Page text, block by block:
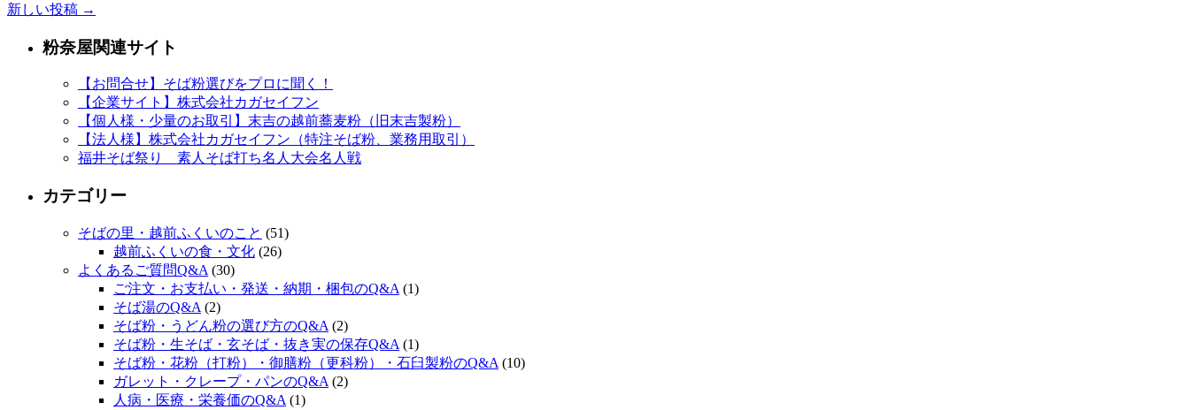
新しい投稿 →
粉奈屋関連サイト
【お問合せ】そば粉選びをプロに聞く！
【企業サイト】株式会社カガセイフン
【個人様・少量のお取引】末吉の越前蕎麦粉（旧末吉製粉）
【法人様】株式会社カガセイフン（特注そば粉、業務用取引）
福井そば祭り 素人そば打ち名人大会名人戦
カテゴリー
そばの里・越前ふくいのこと (51)
越前ふくいの食・文化 (26)
よくあるご質問Q&A (30)
ご注文・お支払い・発送・納期・梱包のQ&A (1)
そば湯のQ&A (2)
そば粉・うどん粉の選び方のQ&A (2)
そば粉・生そば・玄そば・抜き実の保存Q&A (1)
そば粉・花粉（打粉）・御膳粉（更科粉）・石臼製粉のQ&A (10)
ガレット・クレープ・パンのQ&A (2)
人病・医療・栄養価のQ&A (1)